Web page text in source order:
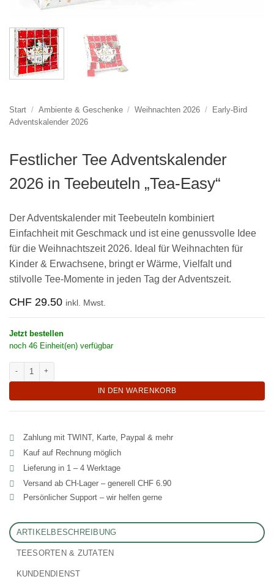
Start / Ambiente & Geschenke / Weihnachten 2026 /
Early-Bird
Adventskalender 2026
Festlicher Tee Adventskalender
2026 in Teebeuteln „Tea-Easy“
Der Adventskalender mit Teebeuteln kombiniert
Einfachheit mit Geschmack und ist eine genussvolle Idee
für die Weihnachtszeit 2026. Ideal für Weihnachten für
Kinder & Erwachsene, bringt er Wärme, Vielfalt und
stilvolle Tee-Momente in jeden Tag der Adventszeit.
CHF 29.50 inkl. Mwst.
Jetzt bestellen
noch 46 Einheit(en) verfügbar
Festlicher Tee Adventskalender 2026 in Teebeuteln "Tea-Easy" Menge
IN DEN WARENKORB
Zahlung mit TWINT, Karte, Paypal & mehr
Kauf auf Rechnung möglich
Lieferung in 1 – 4 Werktage
Versand ab CH‑Lager – generell CHF 6.90
Persönlicher Support – wir helfen gerne
ARTIKELBESCHREIBUNG
TEESORTEN & ZUTATEN
KUNDENDIENST